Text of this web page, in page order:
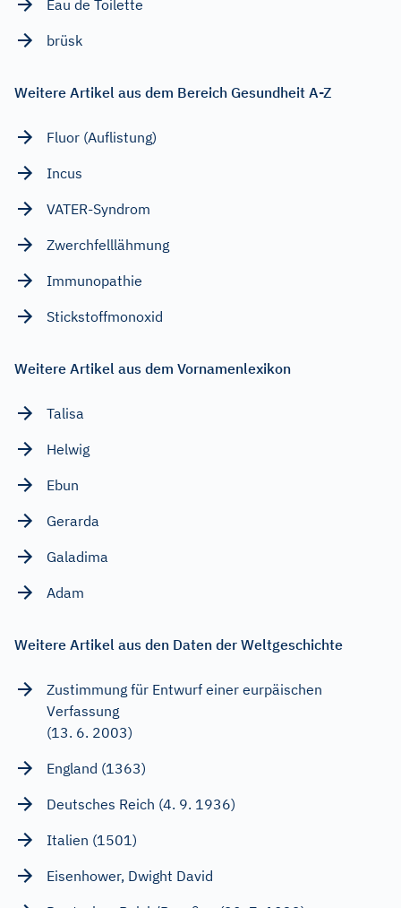
Eau de Toilette
brüsk
Weitere Artikel aus dem Bereich Gesundheit A-Z
Fluor (Auflistung)
Incus
VATER-Syndrom
Zwerchfelllähmung
Immunopathie
Stickstoffmonoxid
Weitere Artikel aus dem Vornamenlexikon
Talisa
Helwig
Ebun
Gerarda
Galadima
Adam
Weitere Artikel aus den Daten der Weltgeschichte
Zustimmung für Entwurf einer eurpäischen
Verfassung
(13. 6. 2003)
England (1363)
Deutsches Reich (4. 9. 1936)
Italien (1501)
Eisenhower, Dwight David